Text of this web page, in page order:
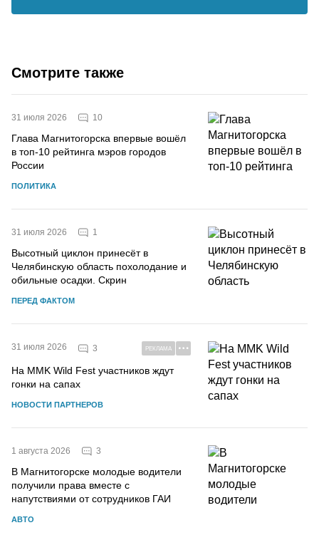
Смотрите также
31 июля 2026 10
Глава Магнитогорска впервые вошёл
в топ-10 рейтинга мэров городов
России
ПОЛИТИКА
31 июля 2026 1
Высотный циклон принесёт в
Челябинскую область похолодание и
обильные осадки. Скрин
ПЕРЕД ФАКТОМ
31 июля 2026 3 РЕКЛАМА
На MMK Wild Fest участников ждут
гонки на сапах
НОВОСТИ ПАРТНЕРОВ
1 августа 2026 3
В Магнитогорске молодые водители
получили права вместе с
напутствиями от сотрудников ГАИ
АВТО